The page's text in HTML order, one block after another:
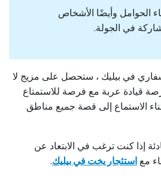
الحوامل وأيضًا الأشخاص
في الجولة.
في بيليك ، ستحصل على مزيج لا
قيادة عربة مع فرصة للاستمتاع
الاستماع إلى قصة جميع مناطق
إذا كنت ترغب في الابتعاد عن
مع استئجار يخت في بيليك.